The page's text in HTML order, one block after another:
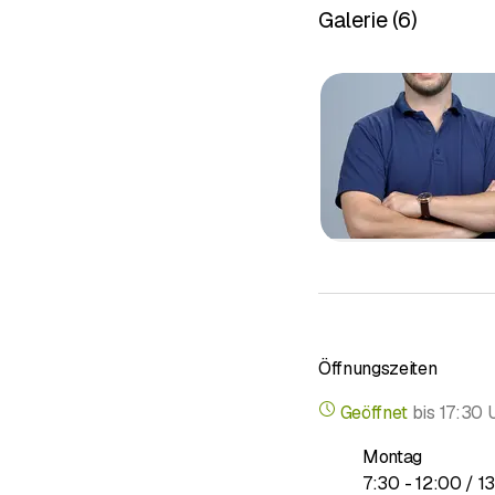
Digitales
EKG
24-
Nächtliche
Pädiatrie
Galerie (6)
Öffnungszeiten
Geöffnet bis 17:30
Montag
7:30 - bis
12:00 / 13